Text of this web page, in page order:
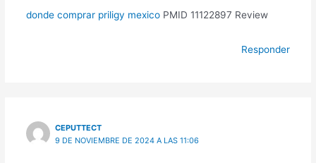
donde comprar priligy mexicoPMID 11122897 Review
Responder
CEPUTTECT
9 DE NOVIEMBRE DE 2024 A LAS 11:06